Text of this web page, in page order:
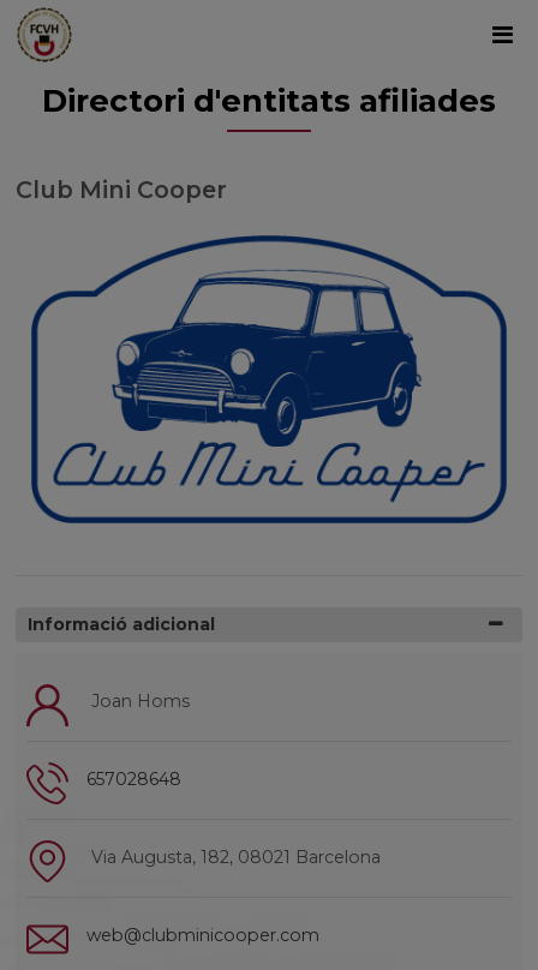
Directori d'entitats afiliades
Club Mini Cooper
Informació adicional
Joan Homs
657028648
Via Augusta, 182, 08021 Barcelona
web@clubminicooper.com